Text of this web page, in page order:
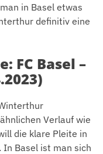
in Basel etwas
definitiv eine
FC Basel –
Verlauf wie
die klare Pleite in
In Basel ist man sich